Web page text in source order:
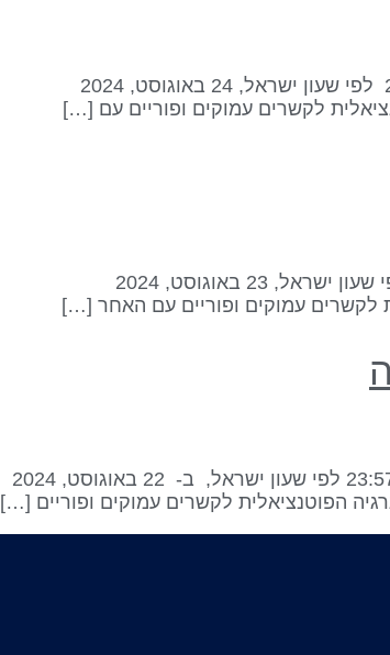
לקשרים עמוקים ופוריים עם […]
לקשרים עמוקים ופוריים עם האחר […]
הפוטנציאלית לקשרים עמוקים ופוריים […]